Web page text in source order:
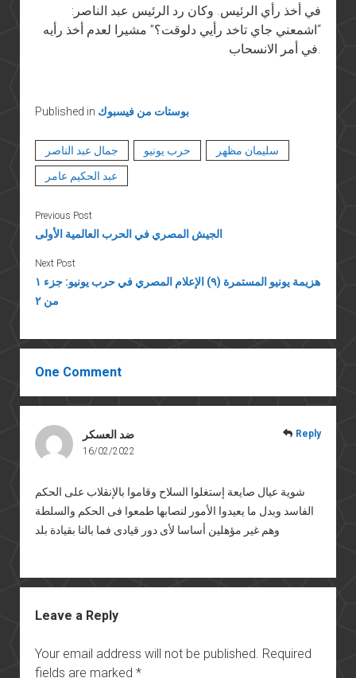
في أخذ رأي الرئيس. وكان رد الرئيس عبد الناصر:
“اشمعني جاي تاخد رأيي دلوقت؟” مشيرا لعدم أخذ رأيه
في أمر الانسحاب.
Published in بوستات من فيسبوك
جمال عبد الناصر حرب يونيو
سليمان مظهر
عبد الحكيم عامر
Previous Post
الجيش المصري في الحرب العالمية الأولى
Next Post
هزيمة يونيو المستمرة (٩) الإعلام المصري في حرب يونيو: جزء ١
من ٢
One Comment
ضد العسكر
16/02/2022
شوية عيال صايعة إستغلوا السلاح وقاموا بالإنقلاب على الحكم
الفاسد وبدل ما يعيدوا الأمور لنصابها طمعوا فى الحكم والسلطة
وهم غير مؤهلين أساسا لأى دور قيادى فما بالنا بقيادة بلد
Reply
Leave a Reply
Your email address will not be published. Required
fields are marked *